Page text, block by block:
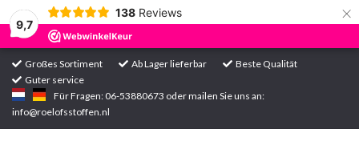
9,7
138 Reviews ×
Großes Sortiment Ab Lager lieferbar
Beste Qualität
Guter service
Für Fragen: 06-53880673 oder mailen Sie uns an:
info@roelofsstoffen.nl
Startseite
Sortiment